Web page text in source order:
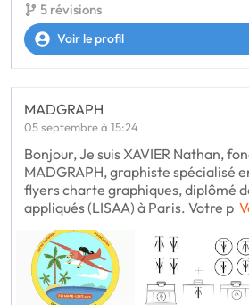
5 révisions
Voir le profil
MADGRAPH
05 septembre à 15:24
Bonjour, Je suis XAVIER Nathan,
MADGRAPH, graphiste spécialisé
flyers charte graphiques, diplômé
appliqués (LISAA) à Paris. Votre p